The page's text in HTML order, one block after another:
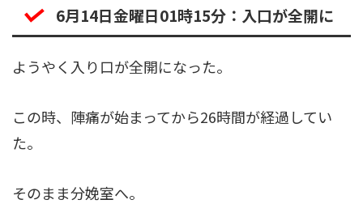
6月14日金曜日01時15分：入口が全開に
ようやく入り口が全開になった。
この時、陣痛が始まってから26時間が経過してい
た。
そのまま分娩室へ。